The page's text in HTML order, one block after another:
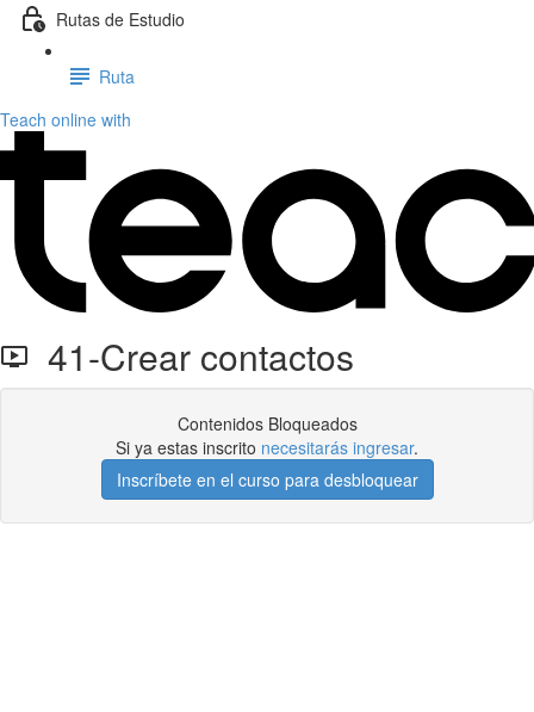
Rutas de Estudio
Ruta
Teach online with
41-Crear contactos
Contenidos Bloqueados
Si ya estas inscrito necesitarás ingresar.
Inscríbete en el curso para desbloquear